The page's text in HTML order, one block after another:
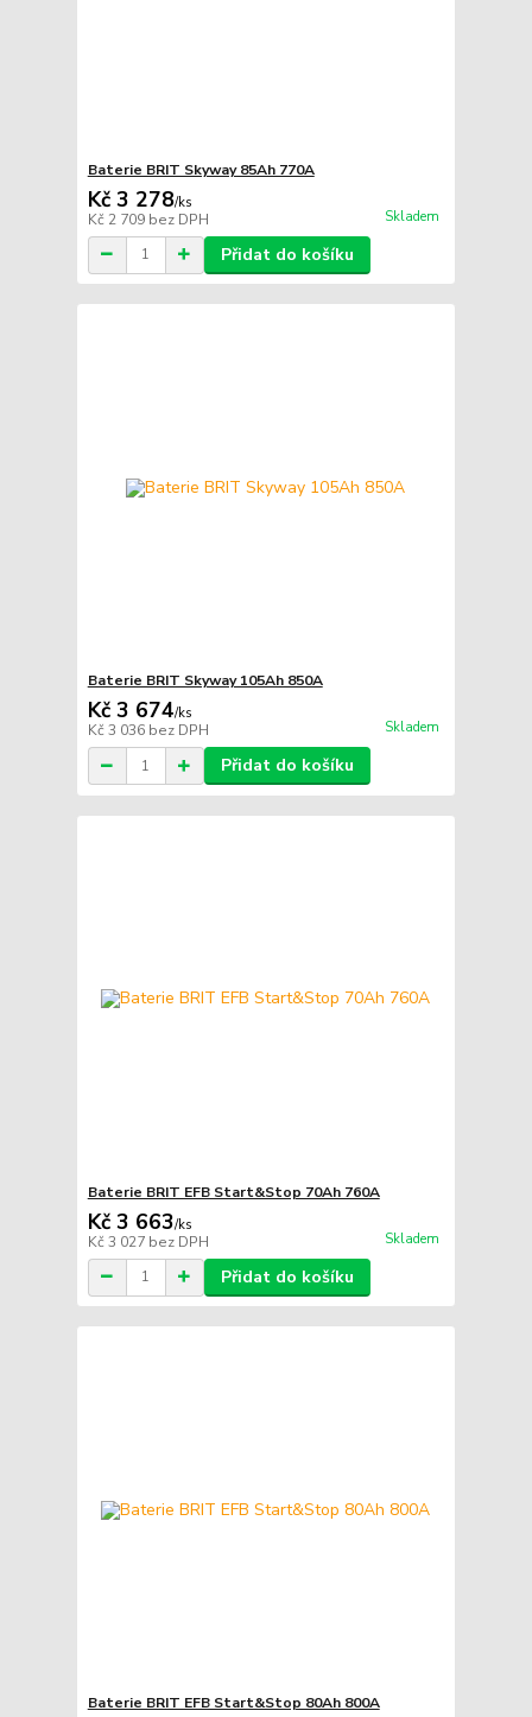
Baterie BRIT Skyway 85Ah 770A
Kč 3 278/ks
Kč 2 709 bez DPH Skladem
Přidat do košíku
Baterie BRIT Skyway 105Ah 850A
Kč 3 674/ks
Kč 3 036 bez DPH Skladem
Přidat do košíku
Baterie BRIT EFB Start&Stop 70Ah 760A
Kč 3 663/ks
Kč 3 027 bez DPH Skladem
Přidat do košíku
Baterie BRIT EFB Start&Stop 80Ah 800A